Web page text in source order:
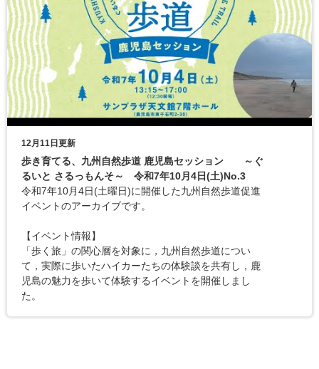
12月11日更新
歩き育てる、九州自然歩道 鹿児島セッション ～ぐ
るいと さるっもんそ～ 令和7年10月4日(土)No.3
令和7年10月4日(土曜日)に開催した九州自然歩道促進
イベントのアーカイブです。
【イベント情報】
「歩く旅」の関心層を対象に，九州自然歩道につい
て，実際に歩いたハイカーたちの体験談を共有し，鹿
児島の魅力を歩いて体験するイベントを開催しまし
た。